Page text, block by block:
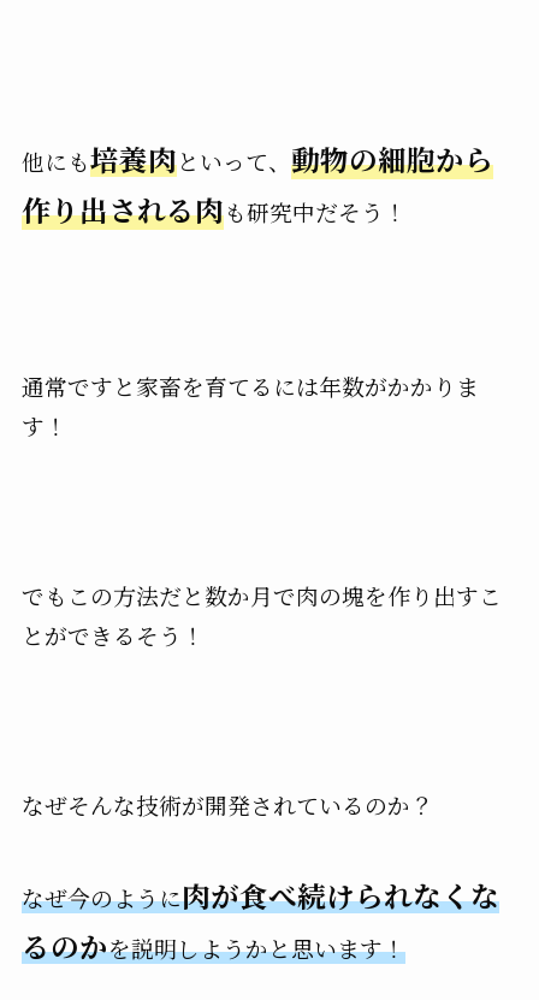
他にも培養肉といって、 動物の細胞から
作り出される肉も研究中だそう！
通常ですと家畜を育てるには年数がかかりま
す！
でもこの方法だと数か月で肉の塊を作り出すこ
とができるそう！
なぜそんな技術が開発されているのか？
なぜ今のように肉が食べ続けられなくな
るのかを説明しようかと思います！